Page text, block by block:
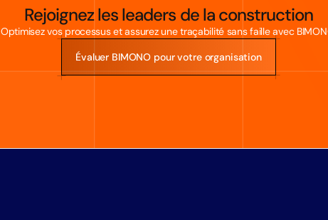
Rejoignez les leaders de la construction
Optimisez vos processus et assurez une traçabilité sans faille avec
Évaluer BIMONO pour votre organisation